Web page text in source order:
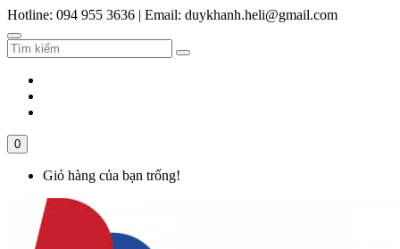
Hotline: 094 955 3636 | Email: duykhanh.heli@gmail.com
0
Giỏ hàng của bạn trống!